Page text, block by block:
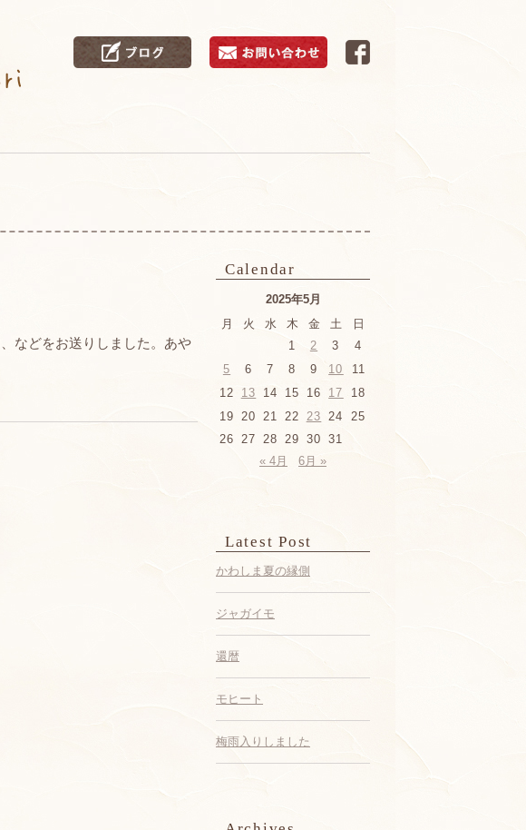
などをお送りしました。あや
Calendar
2025年5月
月
火 水 木 金 土
日
1
2 3
4
5
6 7 8 9 10
11
12
13 14 15 16 17
18
19 20 21 22 23 24
25
26 27 28 29 30
31
« 4月
6月 »
Latest Post
かわしま夏の縁側
ジャガイモ
還暦
モヒート
梅雨入りしました